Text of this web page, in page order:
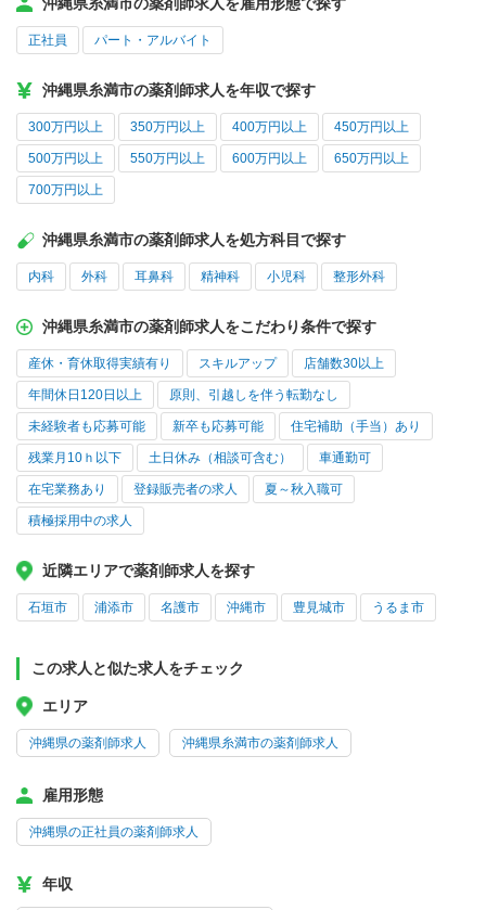
沖縄県糸満市の薬剤師求人を雇用形態で探す
正社員 パート・アルバイト
沖縄県糸満市の薬剤師求人を年収で探す
300万円以上 350万円以上 400万円以上 450万円以上
500万円以上 550万円以上 600万円以上 650万円以上
700万円以上
沖縄県糸満市の薬剤師求人を処方科目で探す
内科 外科 耳鼻科 精神科 小児科 整形外科
沖縄県糸満市の薬剤師求人をこだわり条件で探す
産休・育休取得実績有り スキルアップ 店舗数30以上
年間休日120日以上 原則、引越しを伴う転勤なし
未経験者も応募可能 新卒も応募可能 住宅補助（手当）あり
残業月10ｈ以下 土日休み（相談可含む） 車通勤可
在宅業務あり 登録販売者の求人 夏～秋入職可
積極採用中の求人
近隣エリアで薬剤師求人を探す
石垣市 浦添市 名護市 沖縄市 豊見城市 うるま市
この求人と似た求人をチェック
エリア
沖縄県の薬剤師求人 沖縄県糸満市の薬剤師求人
雇用形態
沖縄県の正社員の薬剤師求人
年収